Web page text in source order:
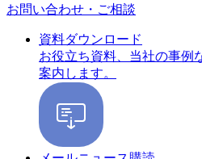
お問い合わせ・ご相談
資料ダウンロード
お役立ち資料、当社の事例
案内します。